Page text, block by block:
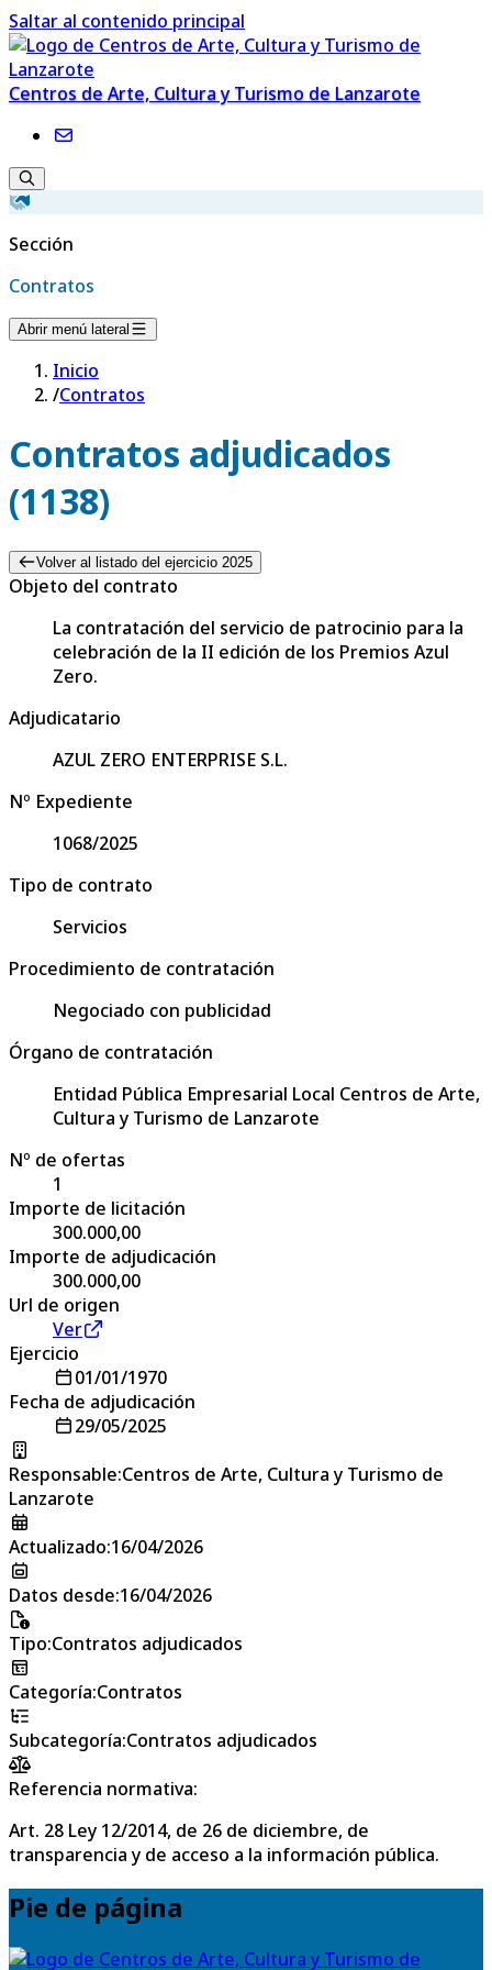
Saltar al contenido principal
Centros de Arte, Cultura y Turismo de Lanzarote
Sección
Contratos
Abrir menú lateral
Inicio
/Contratos
Contratos adjudicados
(1138)
Volver al listado del ejercicio 2025
Objeto del contrato
La contratación del servicio de patrocinio para la
celebración de la II edición de los Premios Azul
Zero.
Adjudicatario
AZUL ZERO ENTERPRISE S.L.
Nº Expediente
1068/2025
Tipo de contrato
Servicios
Procedimiento de contratación
Negociado con publicidad
Órgano de contratación
Entidad Pública Empresarial Local Centros de Arte,
Cultura y Turismo de Lanzarote
Nº de ofertas
1
Importe de licitación
300.000,00
Importe de adjudicación
300.000,00
Url de origen
Ver
Ejercicio
01/01/1970
Fecha de adjudicación
29/05/2025
Responsable:Centros de Arte, Cultura y Turismo de
Lanzarote
Actualizado:16/04/2026
Datos desde:16/04/2026
Tipo:Contratos adjudicados
Categoría:Contratos
Subcategoría:Contratos adjudicados
Referencia normativa:
Art. 28 Ley 12/2014, de 26 de diciembre, de
transparencia y de acceso a la información pública.
Pie de página